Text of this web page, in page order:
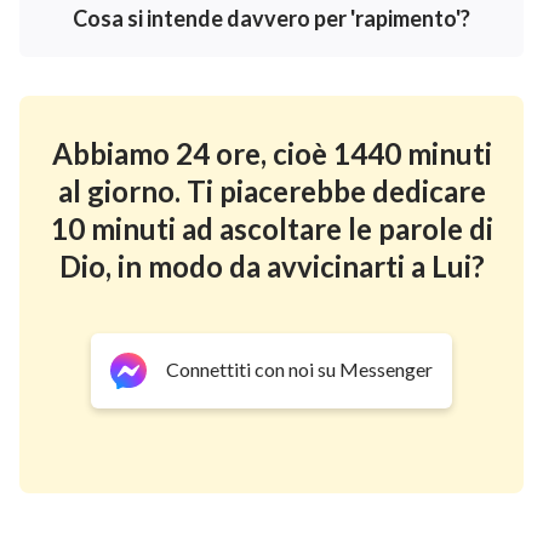
Dio. Al contrario, quando Dio inizialmente creò
insediarsi nel giardino dell’Eden. Essi ascoltavano le
parole di Dio, ricevevano le Sue benedizioni e
gestivano ogni cosa all’interno del giardino. In
seguito, l’umanità avrebbe anch’essa gestito ogni
venne corrotta nel profondo e la terra fu piena di
corruzione e violenza, Dio decise di impiegare
un’alluvione per distruggere il mondo. Dio salvò Noè,
Cosa si intende davvero per 'rapimento'?
Abbiamo 24 ore, cioè 1440 minuti
al giorno. Ti piacerebbe dedicare
10 minuti ad ascoltare le parole di
Dio, in modo da avvicinarti a Lui?
Connettiti con noi su Messenger